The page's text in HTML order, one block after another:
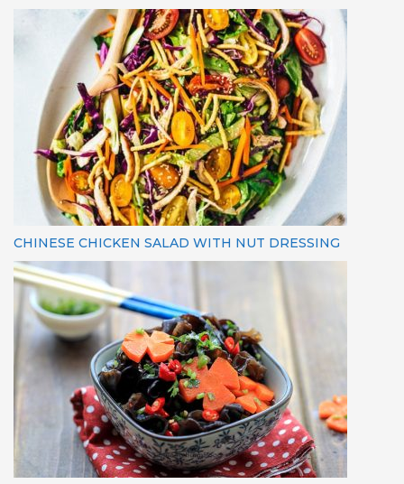
CHINESE CHICKEN SALAD WITH NUT DRESSING